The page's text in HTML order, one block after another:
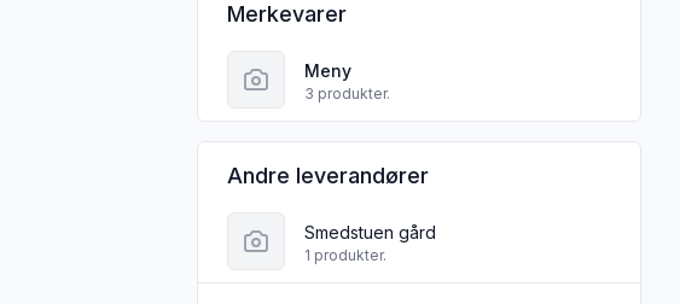
Lerøy seafood 2 sine
Merkevarer
Meny
3 produkter.
Andre leverandører
Smedstuen gård
1 produkter.